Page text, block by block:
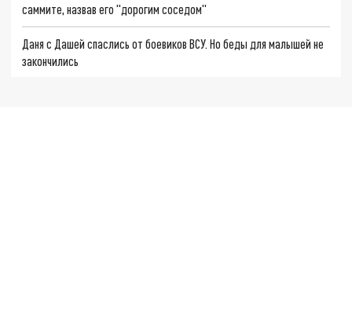
саммите, назвав его "дорогим соседом"
Даня с Дашей спаслись от боевиков ВСУ. Но беды для малышей не
закончились